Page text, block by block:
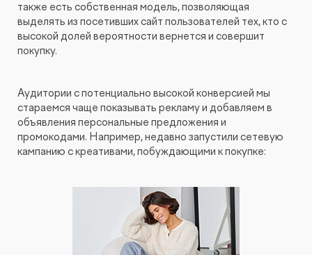
также есть собственная модель, позволяющая
выделять из посетивших сайт пользователей тех, кто с
высокой долей вероятности вернется и совершит
покупку.
Аудитории с потенциально высокой конверсией мы
стараемся чаще показывать рекламу и добавляем в
объявления персональные предложения и
промокодами. Например, недавно запустили сетевую
кампанию с креативами, побуждающими к покупке: